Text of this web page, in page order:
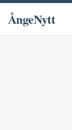
ÅngeNytt